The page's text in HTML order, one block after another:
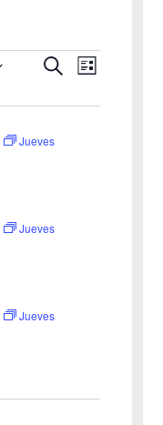
Navegación
de
búsqueda
vistas
Buscar
de
Lista
Jueves
Jueves
Jueves